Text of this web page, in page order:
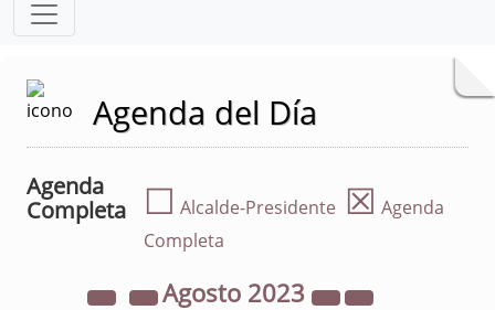
Agenda del Día
Agenda
Completa
☐ Alcalde-Presidente ☒ Agenda
Completa
Agosto 2023